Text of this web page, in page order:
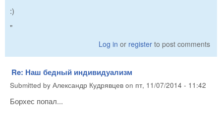
:)
"
Log in or register to post comments
Re: Наш бедный индивидуализм
Submitted by Александр Кудрявцев on пт, 11/07/2014 - 11:42
Борхес попал...